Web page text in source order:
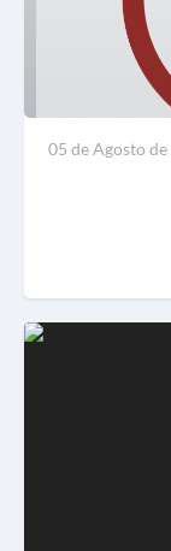
05 de Agosto